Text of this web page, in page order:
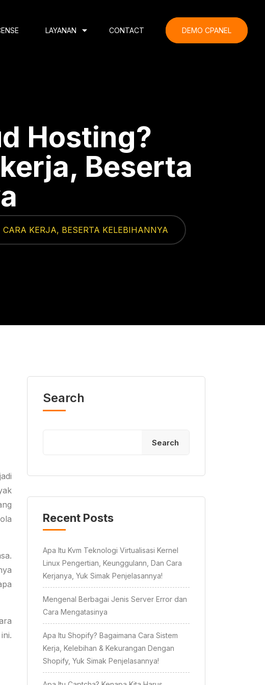
LAYANAN CONTACT DEMO CPANEL
Hosting?
Beserta
KERJA, BESERTA KELEBIHANNYA
Search
Search
Recent Posts
Apa Itu Kvm Teknologi Virtualisasi Kernel
Linux Pengertian, Keunggulann, Dan Cara
Kerjanya, Yuk Simak Penjelasannya!
Mengenal Berbagai Jenis Server Error dan
Cara Mengatasinya
Apa Itu Shopify? Bagaimana Cara Sistem
Kerja, Kelebihan & Kekurangan Dengan
Shopify, Yuk Simak Penjelasannya!